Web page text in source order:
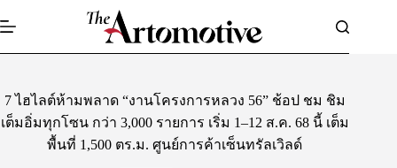
to
7 ไฮไลต์ห้ามพลาด “งานโครงการหลวง 56” ช้อป ชม ชิม
เต็มอิ่มทุกโซน กว่า 3,000 รายการ เริ่ม 1–12 ส.ค. 68 นี้ เต็ม
พื้นที่ 1,500 ตร.ม. ศูนย์การค้าเซ็นทรัลเวิลด์